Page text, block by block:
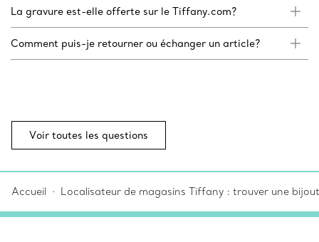
La gravure est-elle offerte sur le Tiffany.com?
Comment puis-je retourner ou échanger un article?
Voir toutes les questions
Accueil Localisateur de magasins Tiffany : trouver une